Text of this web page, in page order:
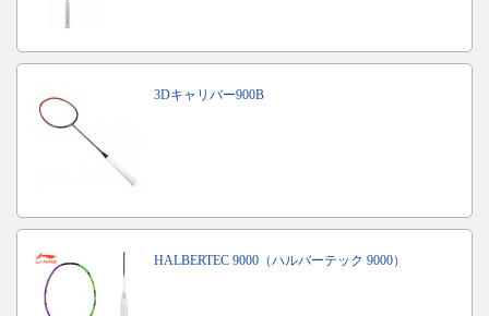
3Dキャリバー900B
HALBERTEC 9000（ハルバーテック 9000）